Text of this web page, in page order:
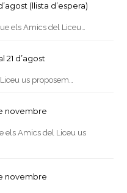
(llista d’espera)
els Amics del Liceu…
21 d’agost
us proposem…
novembre
els Amics del Liceu us
novembre